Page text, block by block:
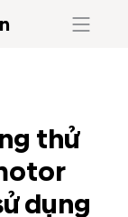
thử
dụng